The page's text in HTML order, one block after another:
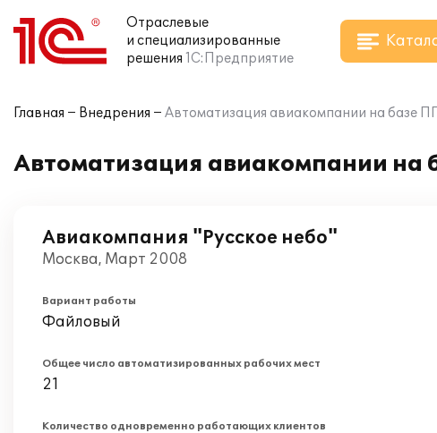
Отраслевые
и специализированные
решения 1С:Предприятие
Главная Внедрения Автоматизация авиакомпании на базе
Автоматизация авиакомпании на
Авиакомпания "Русское небо"
Москва, Март 2008
Вариант работы
Файловый
Общее число автоматизированных рабочих мест
21
Количество одновременно работающих клиентов